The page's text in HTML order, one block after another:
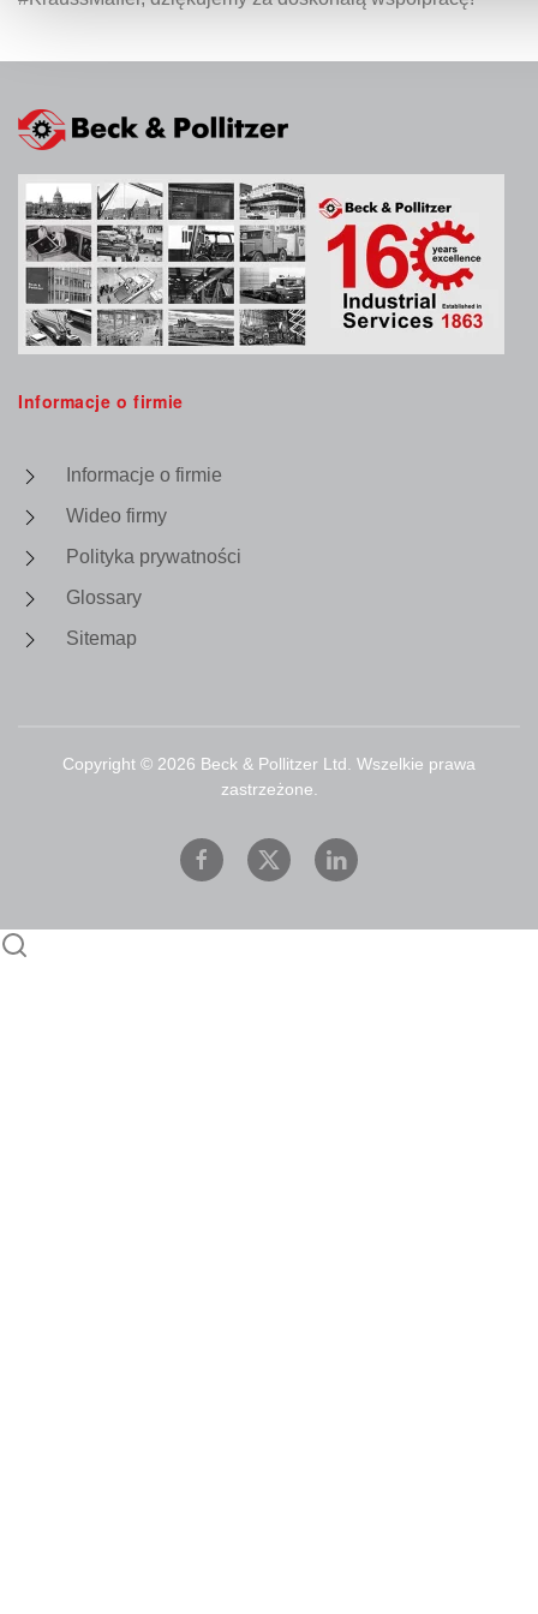
Informacje o firmie
Informacje o firmie
Wideo firmy
Polityka prywatności
Glossary
Sitemap
Copyright © 2026 Beck & Pollitzer Ltd. Wszelkie prawa
zastrzeżone.